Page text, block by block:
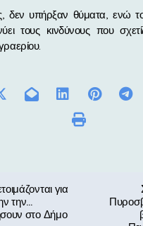
δεν υπήρξαν θύματα, ενώ το
τους κινδύνους που
για
την…
στο Δήμο